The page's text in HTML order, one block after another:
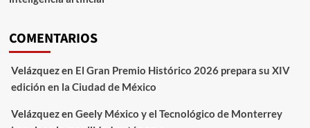
COMENTARIOS
Velázquezen El Gran Premio Histórico 2026 prepara su XIV
edición en la Ciudad de México
Velázquezen Geely México y el Tecnológico de Monterrey